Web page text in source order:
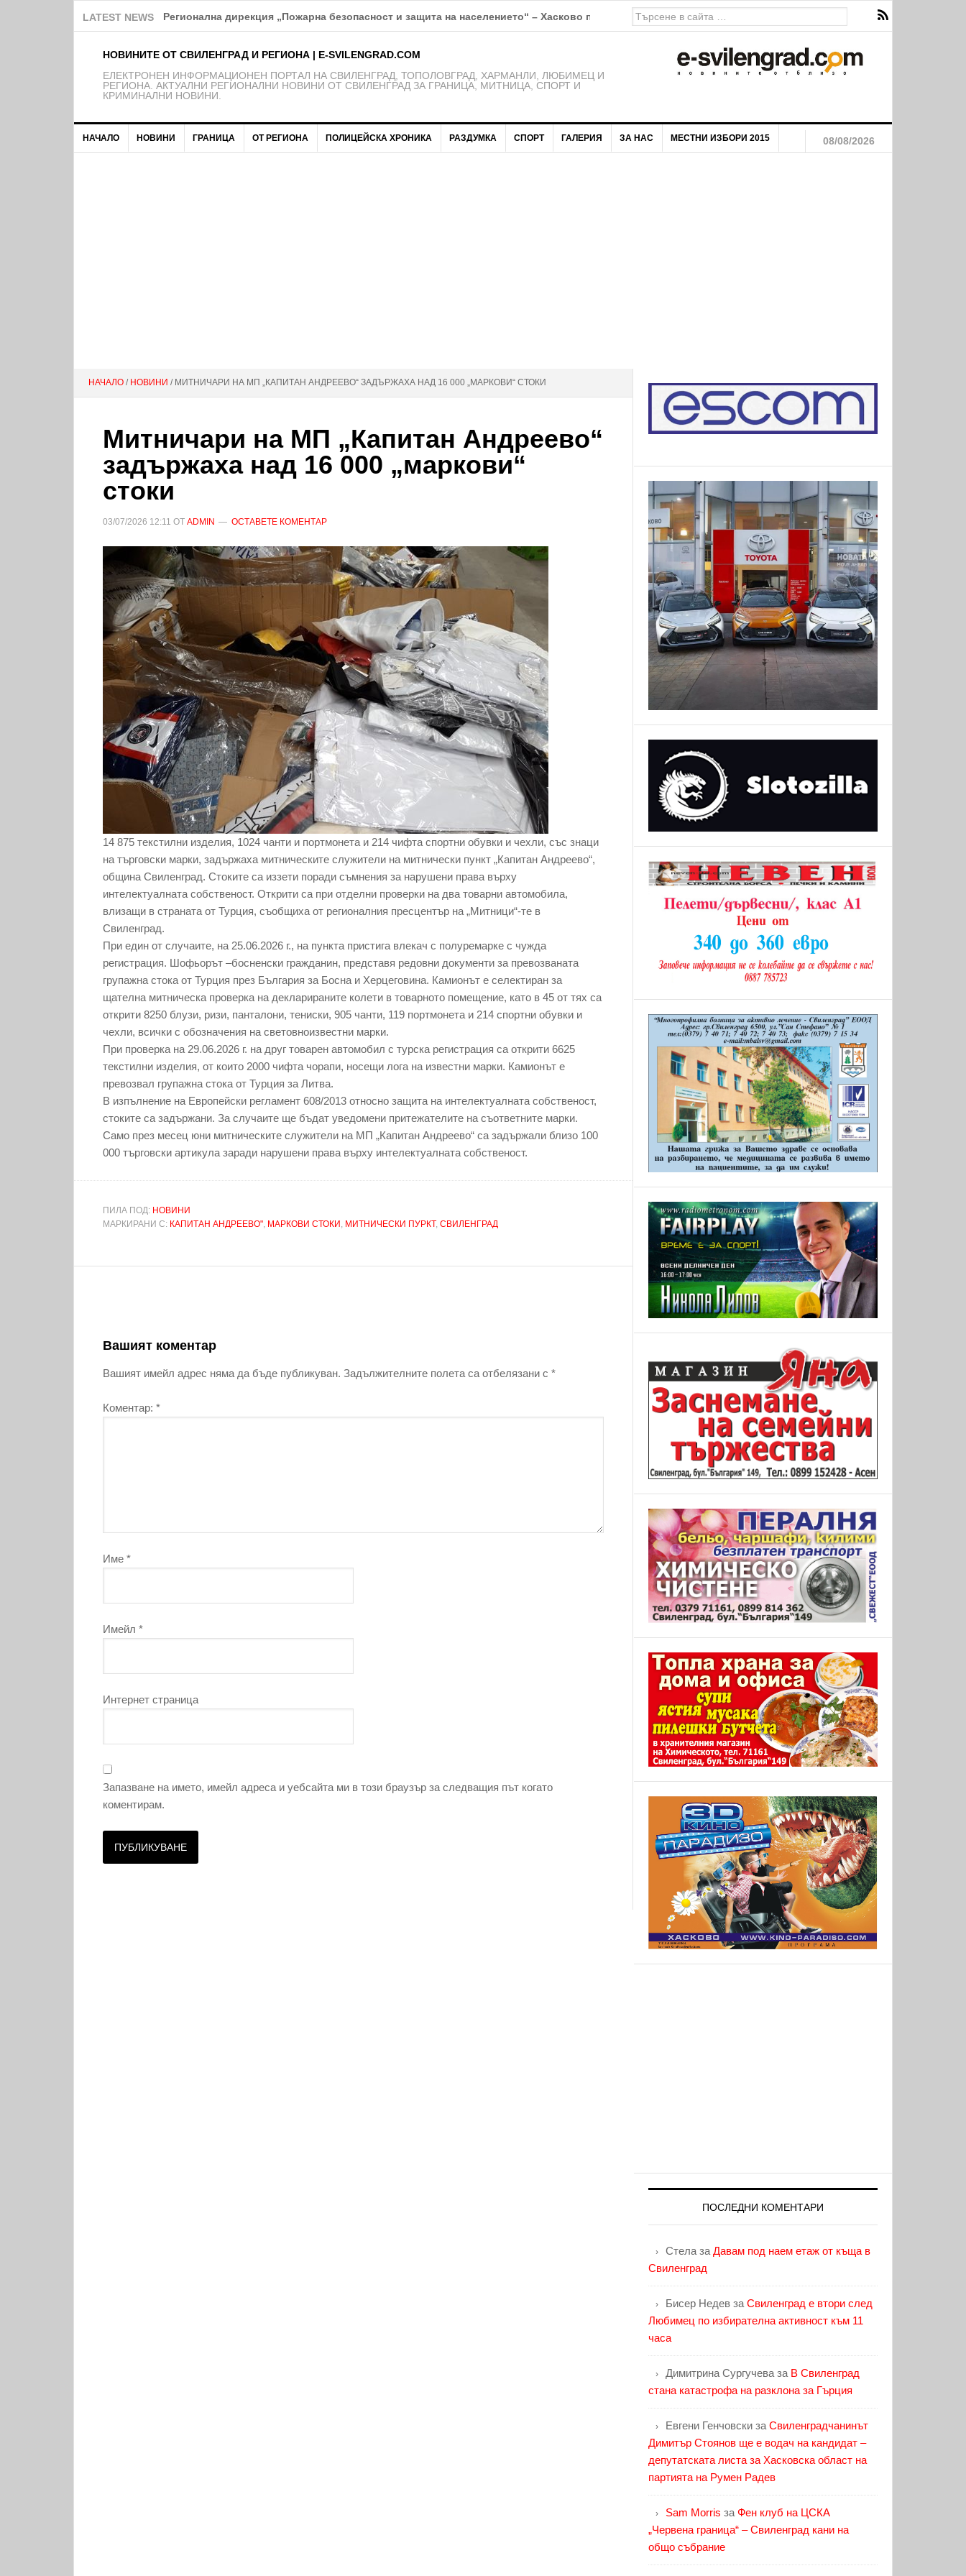
LATEST NEWS Над 150 деца от школата на ФК Свиленград – 1921 получават нови екипи
НОВИНИТЕ ОТ СВИЛЕНГРАД И РЕГИОНА | E-SVILENGRAD.COM
EЛЕКТРОНЕН ИНФОРМАЦИОНЕН ПОРТАЛ НА СВИЛЕНГРАД, ТОПОЛОВГРАД, ХАРМАНЛИ, ЛЮБИМЕЦ И
РЕГИОНА. АКТУАЛНИ РЕГИОНАЛНИ НОВИНИ ОТ СВИЛЕНГРАД ЗА ГРАНИЦА, МИТНИЦА, СПОРТ И
КРИМИНАЛНИ НОВИНИ.
НАЧАЛО НОВИНИ ГРАНИЦА ОТ РЕГИОНА ПОЛИЦЕЙСКА ХРОНИКА РАЗДУМКА СПОРТ ГАЛЕРИЯ ЗА НАС МЕСТНИ ИЗБОРИ 2015 08/08/2026
НАЧАЛО / НОВИНИ / МИТНИЧАРИ НА МП „КАПИТАН АНДРЕЕВО“ ЗАДЪРЖАХА НАД 16 000 „МАРКОВИ“ СТОКИ
Митничари на МП „Капитан Андреево“
задържаха над 16 000 „маркови“
стоки
03/07/2026 12:11 ОТ ADMIN ОСТАВЕТЕ КОМЕНТАР
14 875 текстилни изделия, 1024 чанти и портмонета и 214 чифта спортни обувки и чехли, със знаци
на търговски марки, задържаха митническите служители на митнически пункт „Капитан Андреево“,
община Свиленград. Стоките са иззети поради съмнения за нарушени права върху
интелектуалната собственост. Открити са при отделни проверки на два товарни автомобила,
влизащи в страната от Турция, съобщиха от регионалния пресцентър на „Митници“-те в
Свиленград.
При един от случаите, на 25.06.2026 г., на пункта пристига влекач с полуремарке с чужда
регистрация. Шофьорът –босненски гражданин, представя редовни документи за превозваната
групажна стока от Турция през България за Босна и Херцеговина. Камионът е селектиран за
щателна митническа проверка на декларираните колети в товарното помещение, като в 45 от тях са
открити 8250 блузи, ризи, панталони, тениски, 905 чанти, 119 портмонета и 214 спортни обувки и
чехли, всички с обозначения на световноизвестни марки.
При проверка на 29.06.2026 г. на друг товарен автомобил с турска регистрация са открити 6625
текстилни изделия, от които 2000 чифта чорапи, носещи лога на известни марки. Камионът е
превозвал групажна стока от Турция за Литва.
В изпълнение на Европейски регламент 608/2013 относно защита на интелектуалната собственост,
стоките са задържани. За случаите ще бъдат уведомени притежателите на съответните марки.
Само през месец юни митническите служители на МП „Капитан Андреево“ са задържали близо 100
000 търговски артикула заради нарушени права върху интелектуалната собственост.
ПИЛА ПОД: НОВИНИ
МАРКИРАНИ С: КАПИТАН АНДРЕЕВО", МАРКОВИ СТОКИ , МИТНИЧЕСКИ ПУРКТ, СВИЛЕНГРАД
Вашият коментар
Вашият имейл адрес няма да бъде публикуван. Задължителните полета са отбелязани с *
Коментар: *
Име *
Имейл *
Интернет страница
Запазване на името, имейл адреса и уебсайта ми в този браузър за следващия път когато
коментирам.
ПОСЛЕДНИ КОМЕНТАРИ
Стела за Давам под наем етаж от къща в
Свиленград
Бисер Недев за Свиленград е втори след
Любимец по избирателна активност към 11
часа
Димитрина Сургучева за В Свиленград
стана катастрофа на разклона за Гърция
Евгени Генчовски за Свиленградчанинът
Димитър Стоянов ще е водач на кандидат –
депутатската листа за Хасковска област на
партията на Румен Радев
Sam Morris за Фен клуб на ЦСКА
„Червена граница“ – Свиленград кани на
общо събрание